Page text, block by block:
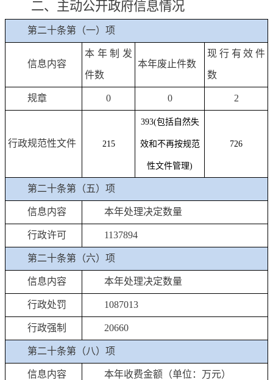
二、主动公开政府信息情况
第二十条第（一）项
信息内容
本年制发
件数
本年废止件数
现行有效件
数
规章 0 0 2
行政规范性文件 215
393(包括自然失
效和不再按规范
性文件管理)
726
第二十条第（五）项
信息内容 本年处理决定数量
行政许可 1137894
第二十条第（六）项
信息内容 本年处理决定数量
行政处罚 1087013
行政强制 20660
第二十条第（八）项
信息内容 本年收费金额（单位：万元）